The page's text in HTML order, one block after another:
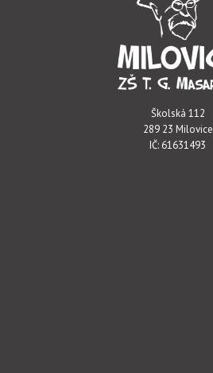
Školská 112
289 23 Milovice
IČ: 61631493